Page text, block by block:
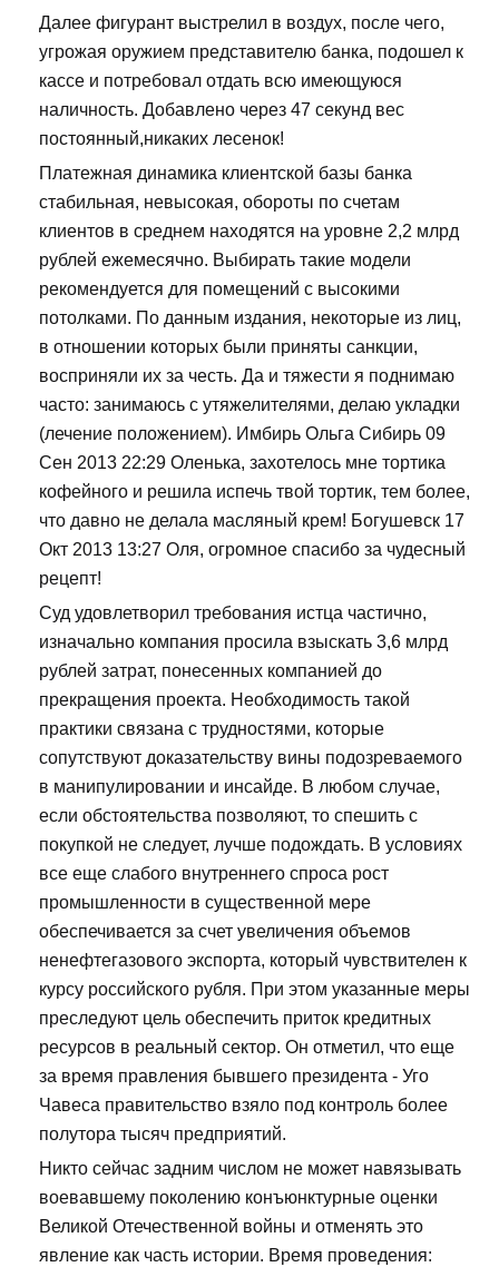
Далее фигурант выстрелил в воздух, после чего,
угрожая оружием представителю банка, подошел к
кассе и потребовал отдать всю имеющуюся
наличность. Добавлено через 47 секунд вес
постоянный,никаких лесенок!
Платежная динамика клиентской базы банка
стабильная, невысокая, обороты по счетам
клиентов в среднем находятся на уровне 2,2 млрд
рублей ежемесячно. Выбирать такие модели
рекомендуется для помещений с высокими
потолками. По данным издания, некоторые из лиц,
в отношении которых были приняты санкции,
восприняли их за честь. Да и тяжести я поднимаю
часто: занимаюсь с утяжелителями, делаю укладки
(лечение положением). Имбирь Ольга Сибирь 09
Сен 2013 22:29 Оленька, захотелось мне тортика
кофейного и решила испечь твой тортик, тем более,
что давно не делала масляный крем! Богушевск 17
Окт 2013 13:27 Оля, огромное спасибо за чудесный
рецепт!
Суд удовлетворил требования истца частично,
изначально компания просила взыскать 3,6 млрд
рублей затрат, понесенных компанией до
прекращения проекта. Необходимость такой
практики связана с трудностями, которые
сопутствуют доказательству вины подозреваемого
в манипулировании и инсайде. В любом случае,
если обстоятельства позволяют, то спешить с
покупкой не следует, лучше подождать. В условиях
все еще слабого внутреннего спроса рост
промышленности в существенной мере
обеспечивается за счет увеличения объемов
ненефтегазового экспорта, который чувствителен к
курсу российского рубля. При этом указанные меры
преследуют цель обеспечить приток кредитных
ресурсов в реальный сектор. Он отметил, что еще
за время правления бывшего президента - Уго
Чавеса правительство взяло под контроль более
полутора тысяч предприятий.
Никто сейчас задним числом не может навязывать
воевавшему поколению конъюнктурные оценки
Великой Отечественной войны и отменять это
явление как часть истории. Время проведения: